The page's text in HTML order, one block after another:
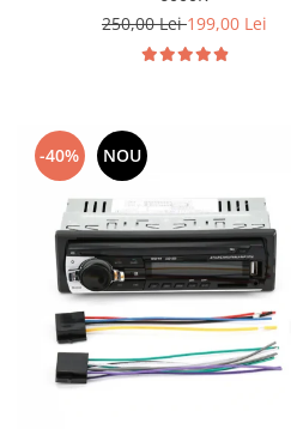
250,00 Lei199,00 Lei
-40% NOU